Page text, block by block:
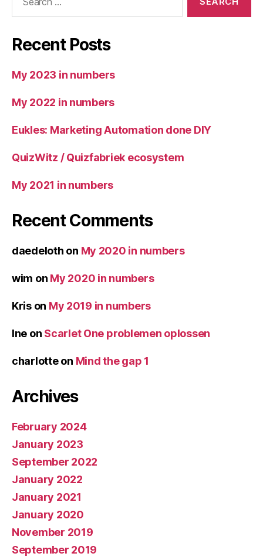
Recent Posts
My 2023 in numbers
My 2022 in numbers
Eukles: Marketing Automation done DIY
QuizWitz / Quizfabriek ecosystem
My 2021 in numbers
Recent Comments
daedeloth on My 2020 in numbers
wim on My 2020 in numbers
Krison My 2019 in numbers
Ine on Scarlet One problemen oplossen
charlotteon Mind the gap 1
Archives
February 2024
January 2023
September 2022
January 2022
January 2021
January 2020
November 2019
September 2019